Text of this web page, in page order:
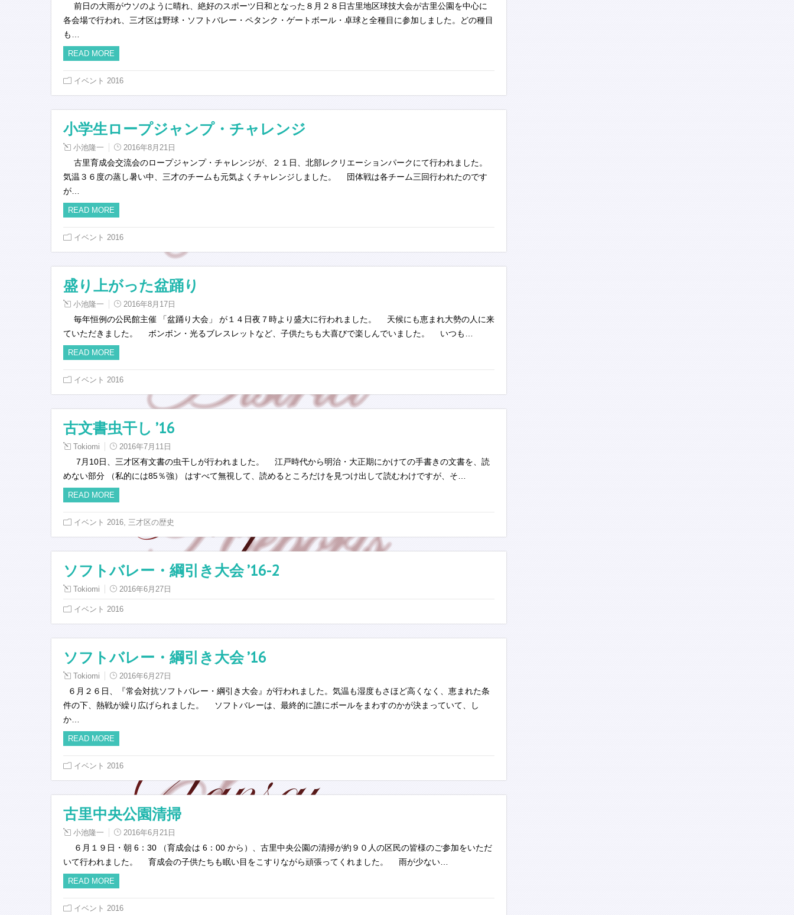
前日の大雨がウソのように晴れ、絶好のスポーツ日和となった８月２８日古里地区球技大会が古里公園を中心に
各会場で行われ、三才区は野球・ソフトバレー・ペタンク・ゲートボール・卓球と全種目に参加しました。どの種目
も…
READ MORE
イベント 2016
小学生ロープジャンプ・チャレンジ
小池隆一 2016年8月21日
古里育成会交流会のロープジャンプ・チャレンジが、２１日、北部レクリエーションパークにて行われました。
気温３６度の蒸し暑い中、三才のチームも元気よくチャレンジしました。 団体戦は各チーム三回行われたのです
が…
READ MORE
イベント 2016
盛り上がった盆踊り
小池隆一 2016年8月17日
毎年恒例の公民館主催 「盆踊り大会」 が１４日夜７時より盛大に行われました。 天候にも恵まれ大勢の人に来
ていただきました。 ボンボン・光るブレスレットなど、子供たちも大喜びで楽しんでいました。 いつも…
READ MORE
イベント 2016
古文書虫干し ’16
Tokiomi 2016年7月11日
7月10日、三才区有文書の虫干しが行われました。 江戸時代から明治・大正期にかけての手書きの文書を、読
めない部分 （私的には85％強） はすべて無視して、読めるところだけを見つけ出して読むわけですが、そ…
READ MORE
イベント 2016 三才区の歴史
ソフトバレー・綱引き大会 ’16-2
Tokiomi 2016年6月27日
イベント 2016
ソフトバレー・綱引き大会 ’16
Tokiomi 2016年6月27日
６月２６日、『常会対抗ソフトバレー・綱引き大会』が行われました。気温も湿度もさほど高くなく、恵まれた条
件の下、熱戦が繰り広げられました。 ソフトバレーは、最終的に誰にボールをまわすのかが決まっていて、し
か…
READ MORE
イベント 2016
古里中央公園清掃
小池隆一 2016年6月21日
６月１９日・朝 6：30 （育成会は 6：00 から）、古里中央公園の清掃が約９０人の区民の皆様のご参加をいただ
いて行われました。 育成会の子供たちも眠い目をこすりながら頑張ってくれました。 雨が少ない…
READ MORE
イベント 2016